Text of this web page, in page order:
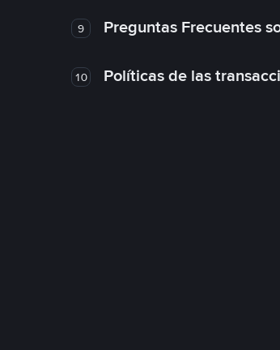
9 Preguntas Frecuentes
10 Políticas de las